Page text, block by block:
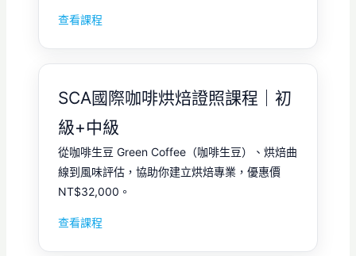
查看課程
SCA國際咖啡烘焙證照課程｜初
級+中級
從咖啡生豆 Green Coffee（咖啡生豆）、烘焙曲
線到風味評估，協助你建立烘焙專業，優惠價
NT$32,000。
查看課程